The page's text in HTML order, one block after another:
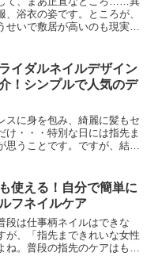
浴衣の姿です。ところが、
せいで敷居が高いのも現実で
イダルネイルデザイン
！シンプルで人気のデ
スに身を包み、綺麗に髪もセ
け・・・特別な日には指先ま
うことです。ですが、結婚
使える！自分で簡単に
フネイルケア
段は仕事柄ネイルはできな
が、「指先まできれいな女性
ね。普段の指先のケアはもち